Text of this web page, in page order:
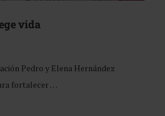
vida
Pedro y Elena Hernández
fortalecer …